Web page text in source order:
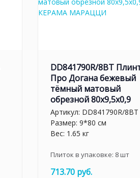
DD841790R/8BT
Про Догана бежевый
тёмный матовый
обрезной 80x9,5x0,9
Артикул: DD841790R/8BT
Размер: 9*80 см
Вес: 1.65 кг
Плиток в упаковке: 8шт
713.70 руб.